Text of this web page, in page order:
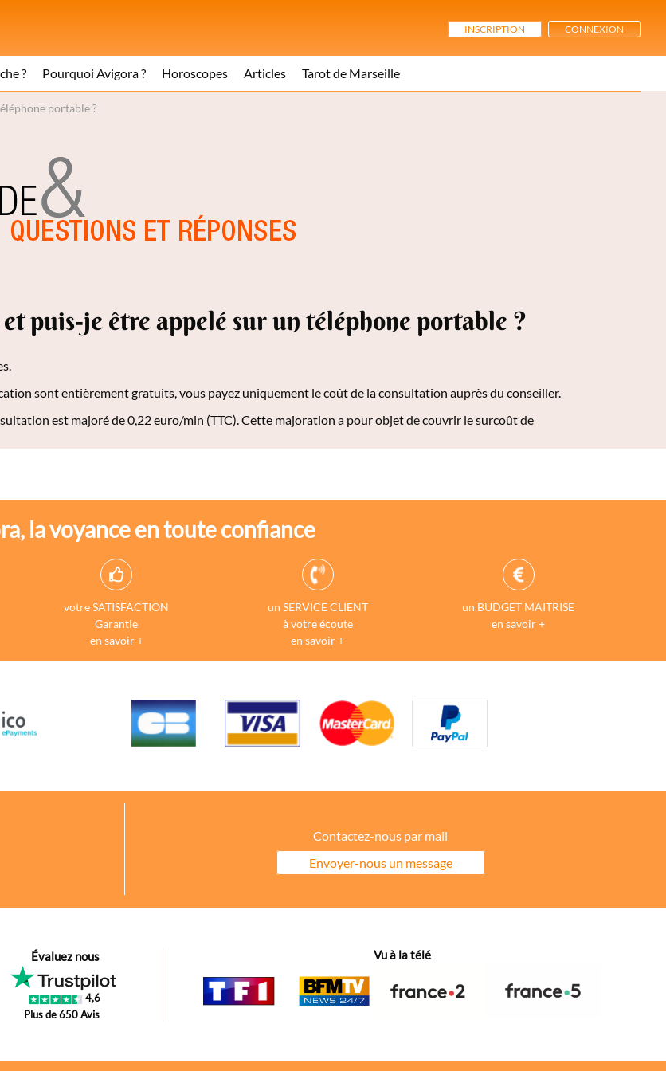
INSCRIPTION CONNEXION
? Pourquoi Avigora ? Horoscopes Articles Tarot de Marseille
portable ?
puis-je être appelé sur un téléphone portable ?
sont entièrement gratuits, vous payez uniquement le coût de la consultation auprès du conseiller.
est majoré de 0,22 euro/min (TTC). Cette majoration a pour objet de couvrir le surcoût de
la voyance en toute confiance
votre SATISFACTION
Garantie
en savoir +
un SERVICE CLIENT
à votre écoute
en savoir +
un BUDGET MAITRISE
en savoir +
Contactez-nous par mail
Envoyer-nous un message
Évaluez nous
4,6
Plus de 650 Avis
Vu à la télé
que nous fourni Facebook nous permet de poursuivre nos échanges dans votre fil d’actualité.
conversions.